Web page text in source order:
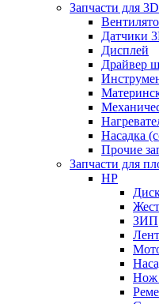
Запчасти для
Датчики
Дисплей
Драйвер
Насадка
Прочие
Запчасти для
HP
ЗИП
Нож